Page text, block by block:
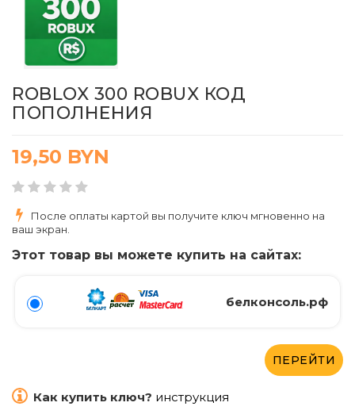
ROBLOX 300 ROBUX КОД
ПОПОЛНЕНИЯ
19,50 BYN
После оплаты картой вы получите ключ мгновенно на
ваш экран.
Этот товар вы можете купить на сайтах:
белконсоль.рф
ПЕРЕЙТИ
Как купить ключ? инструкция